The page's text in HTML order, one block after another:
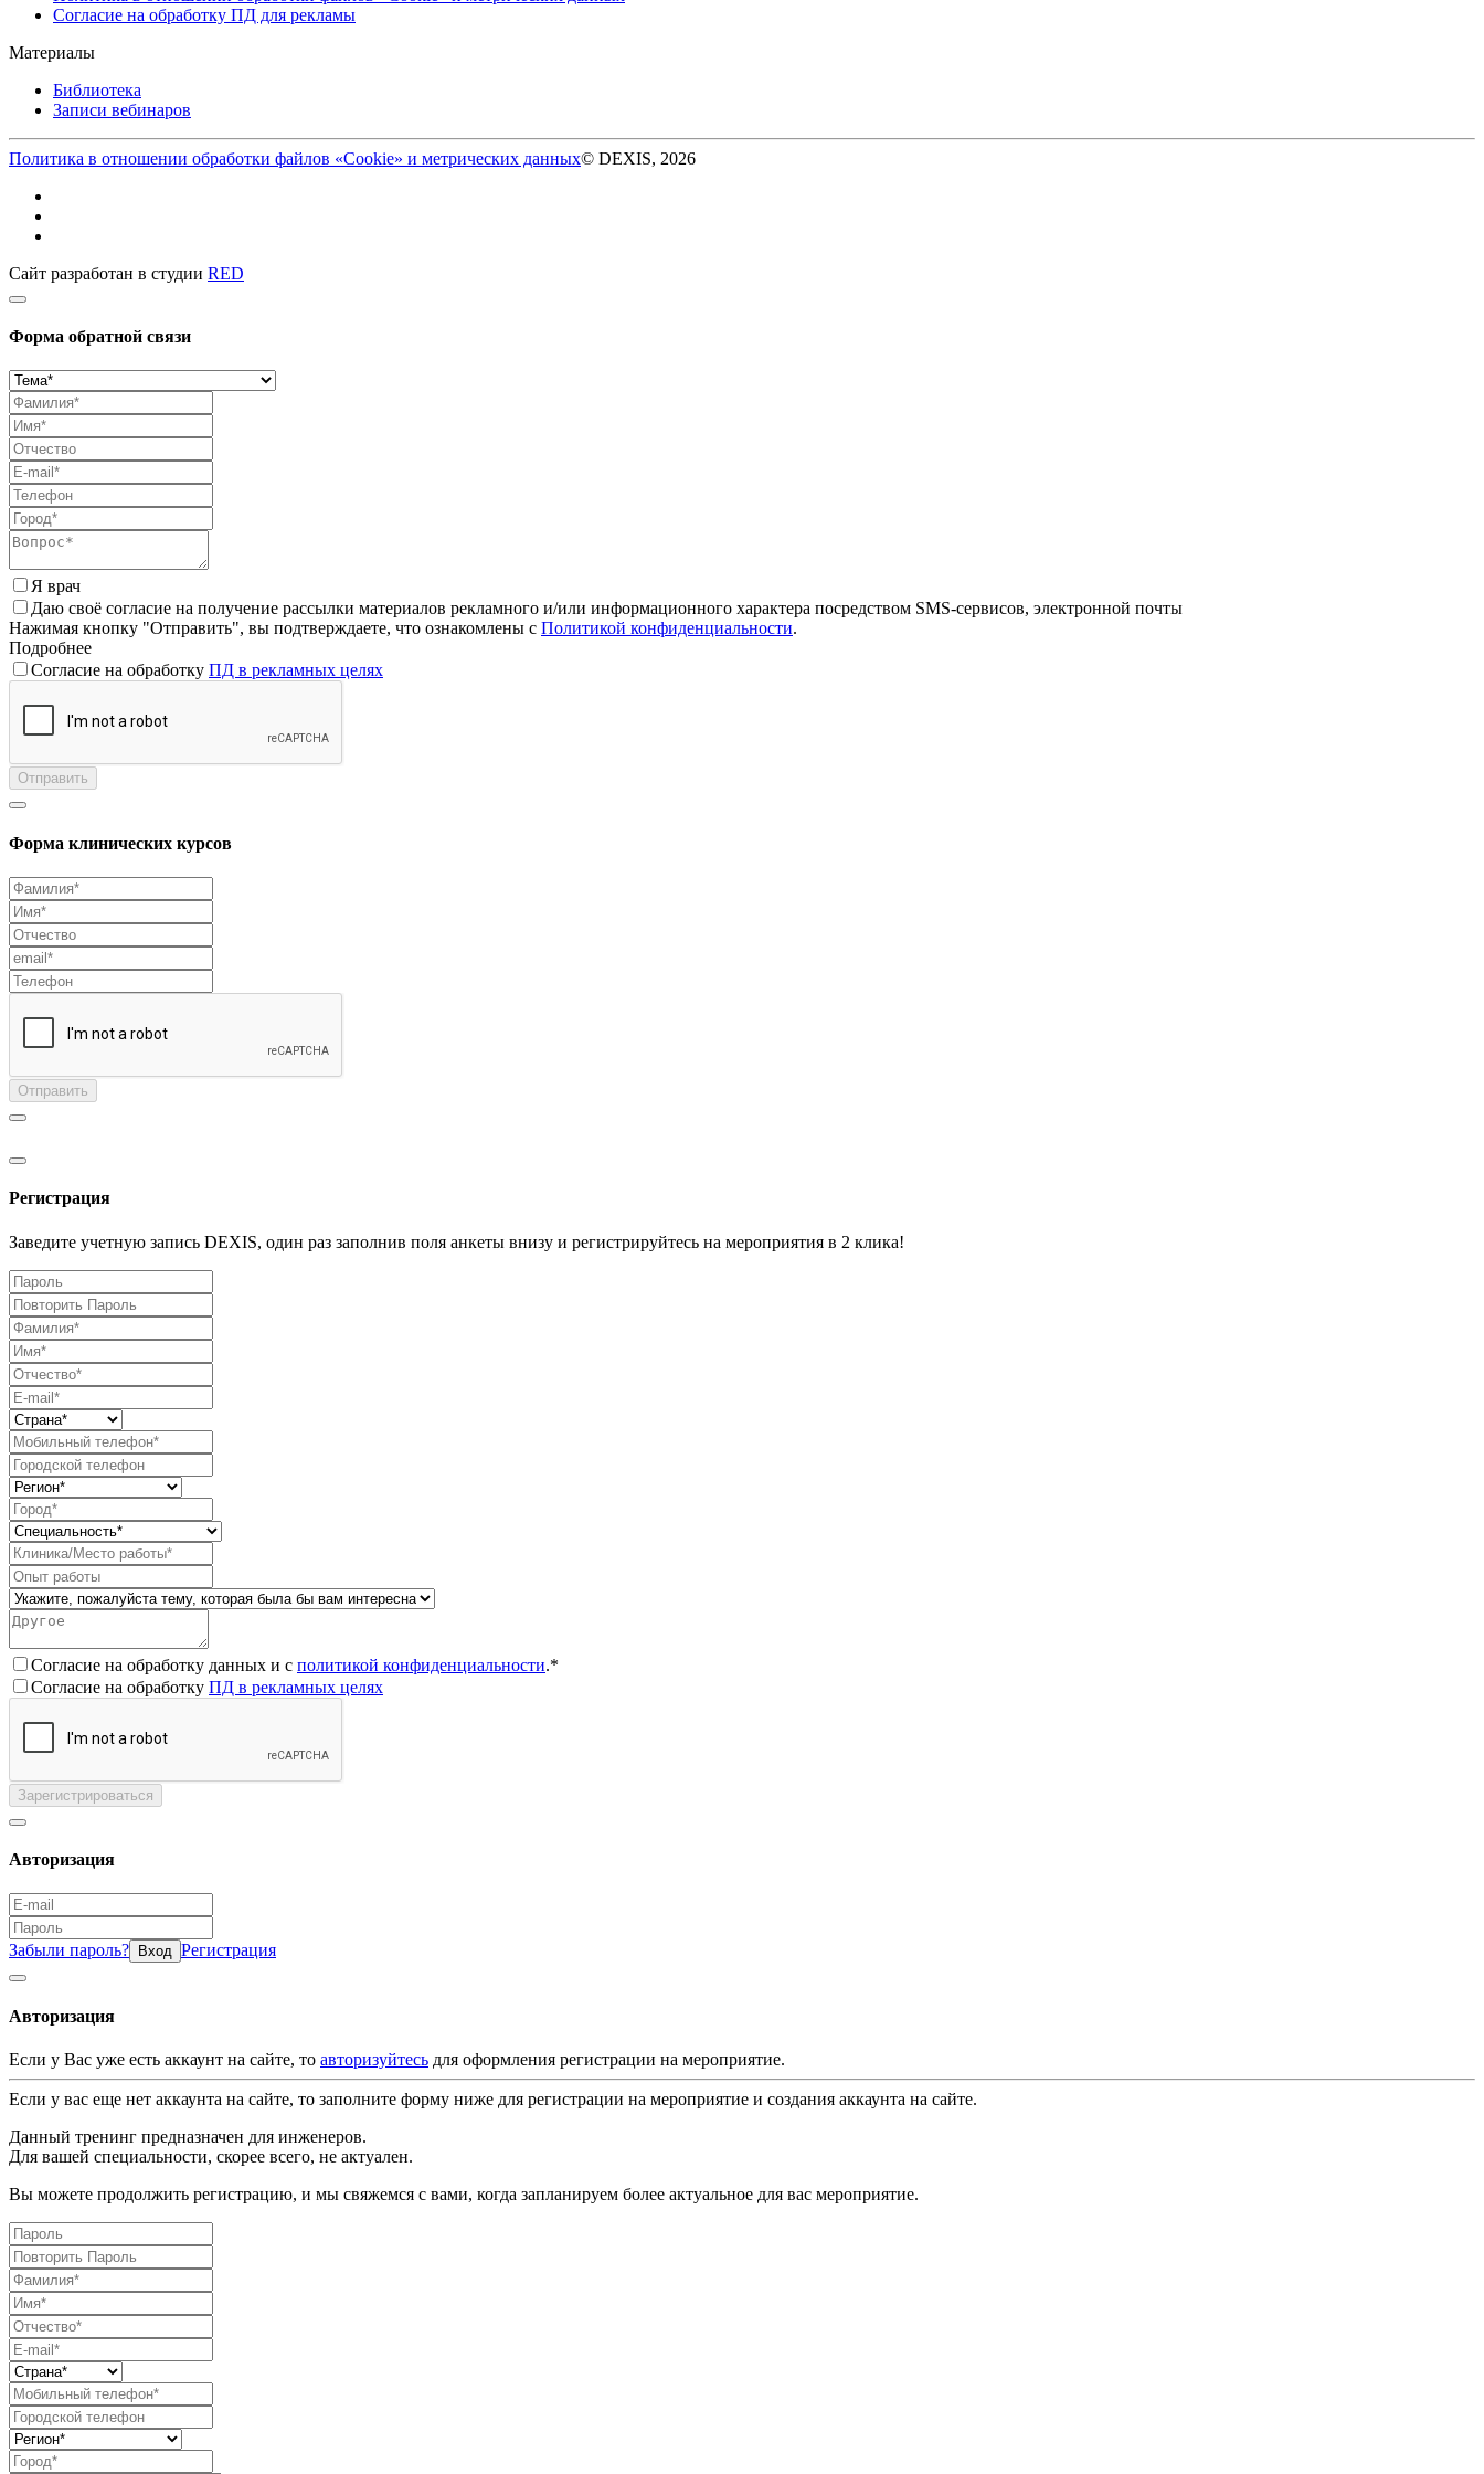
Согласие на обработку ПД для рекламы
Материалы
Библиотека
Записи вебинаров
Политика в отношении обработки файлов «Cookie» и метрических данных© DEXIS, 2026
Сайт разработан в студии RED
Форма обратной связи
Я врач
Даю своё согласие на получение рассылки материалов рекламного и/или информационного характера посредством SMS-сервисов, электронной почты
Нажимая кнопку "Отправить", вы подтверждаете, что ознакомлены с Политикой конфиденциальности.
Подробнее
Согласие на обработку ПД в рекламных целях
Отправить
Форма клинических курсов
Отправить
Регистрация
Заведите учетную запись DEXIS, один раз заполнив поля анкеты внизу и регистрируйтесь на мероприятия в 2 клика!
Согласие на обработку данных и с политикой конфиденциальности.*
Согласие на обработку ПД в рекламных целях
Зарегистрироваться
Авторизация
Забыли пароль? Вход Регистрация
Авторизация
Если у Вас уже есть аккаунт на сайте, то авторизуйтесь для оформления регистрации на мероприятие.
Если у вас еще нет аккаунта на сайте, то заполните форму ниже для регистрации на мероприятие и создания аккаунта на сайте.
Данный тренинг предназначен для инженеров.
Для вашей специальности, скорее всего, не актуален.
Вы можете продолжить регистрацию, и мы свяжемся с вами, когда запланируем более актуальное для вас мероприятие.